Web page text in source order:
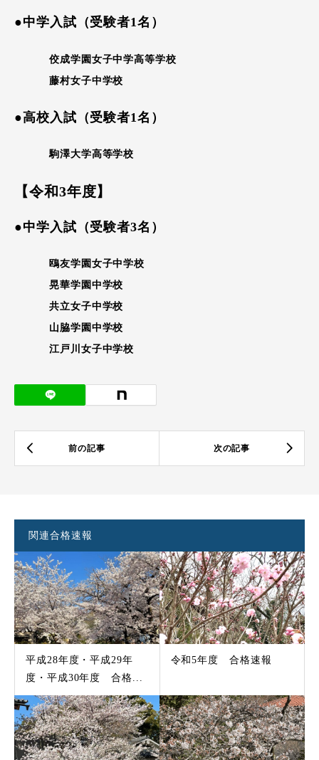
●中学入試（受験者1名）
佼成学園女子中学高等学校
藤村女子中学校
●高校入試（受験者1名）
駒澤大学高等学校
【令和3年度】
●中学入試（受験者3名）
鴎友学園女子中学校
晃華学園中学校
共立女子中学校
山脇学園中学校
江戸川女子中学校
関連合格速報
平成28年度・平成29年
度・平成30年度 合格...
令和5年度 合格速報